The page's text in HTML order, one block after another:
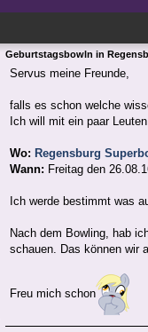
Geburtstagsbowln in
Servus meine Freunde,
falls es schon welche
Ich will mit ein paar
Wo: Regensburg
Wann: Freitag den
Ich werde bestimmt was
Nach dem Bowling, hab
schauen. Das können wir
Freu mich schon